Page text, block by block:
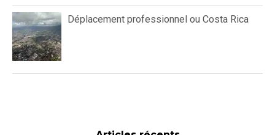
Déplacement professionnel ou Costa Rica